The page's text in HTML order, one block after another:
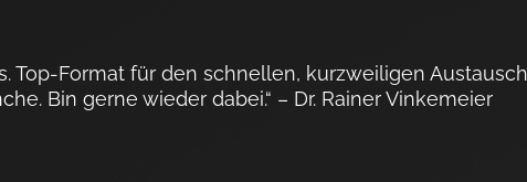
Top-Format für den schnellen, kurzweiligen
Bin gerne wieder dabei.“ – Dr. Rainer Vinkemeier